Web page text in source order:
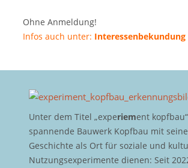
Ohne Anmeldung!
Infos auch unter:
Unter dem Titel „experiement
spannende Bauwerk Kopfbau mit
Geschichte als Ort für soziale und
Nutzungsexperimente dienen: Seit